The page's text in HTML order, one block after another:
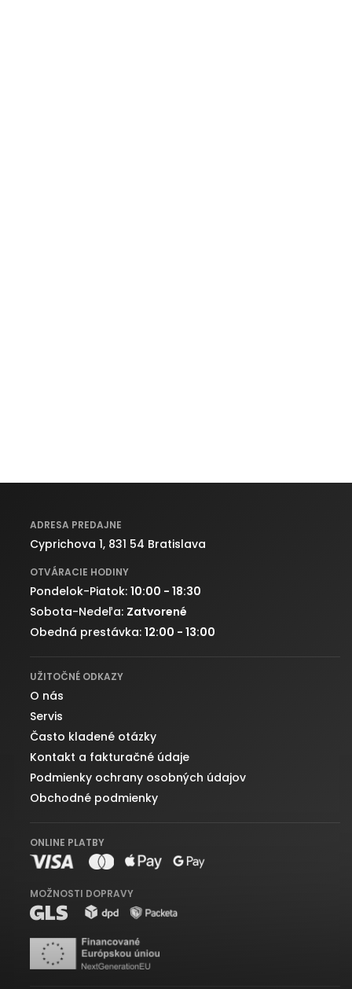
ADRESA PREDAJNE
Cyprichova 1, 831 54 Bratislava
OTVÁRACIE HODINY
Pondelok-Piatok: 10:00 - 18:30
Sobota-Nedeľa: Zatvorené
Obedná prestávka: 12:00 - 13:00
UŽITOČNÉ ODKAZY
O nás
Servis
Často kladené otázky
Kontakt a fakturačné údaje
Podmienky ochrany osobných údajov
Obchodné podmienky
ONLINE PLATBY
MOŽNOSTI DOPRAVY